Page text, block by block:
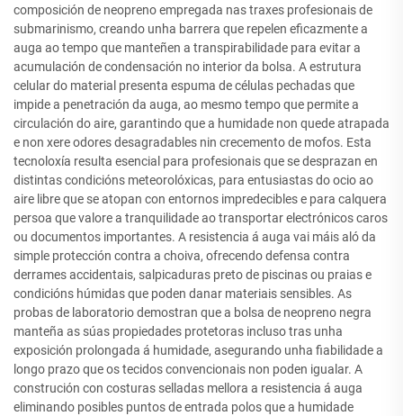
composición de neopreno empregada nas traxes profesionais de
submarinismo, creando unha barrera que repelen eficazmente a
auga ao tempo que manteñen a transpirabilidade para evitar a
acumulación de condensación no interior da bolsa. A estrutura
celular do material presenta espuma de células pechadas que
impide a penetración da auga, ao mesmo tempo que permite a
circulación do aire, garantindo que a humidade non quede atrapada
e non xere odores desagradables nin crecemento de mofos. Esta
tecnoloxía resulta esencial para profesionais que se desprazan en
distintas condicións meteorolóxicas, para entusiastas do ocio ao
aire libre que se atopan con entornos impredecibles e para calquera
persoa que valore a tranquilidade ao transportar electrónicos caros
ou documentos importantes. A resistencia á auga vai máis aló da
simple protección contra a choiva, ofrecendo defensa contra
derrames accidentais, salpicaduras preto de piscinas ou praias e
condicións húmidas que poden danar materiais sensibles. As
probas de laboratorio demostran que a bolsa de neopreno negra
manteña as súas propiedades protetoras incluso tras unha
exposición prolongada á humidade, asegurando unha fiabilidade a
longo prazo que os tecidos convencionais non poden igualar. A
construción con costuras selladas mellora a resistencia á auga
eliminando posibles puntos de entrada polos que a humidade